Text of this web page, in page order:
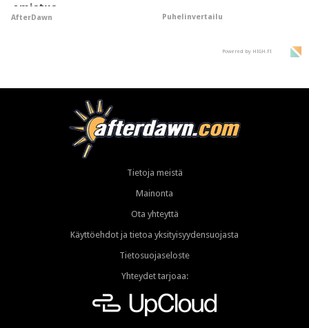
omistus
AfterDawn Puhelinvertailu
Powered by HIGH.FI
Tietoja meistä
Mainonta
Ota yhteyttä
Käyttöehdot ja tietoa yksityisyydensuojasta
Tietosuojaseloste
Yhteydet tarjoaa: